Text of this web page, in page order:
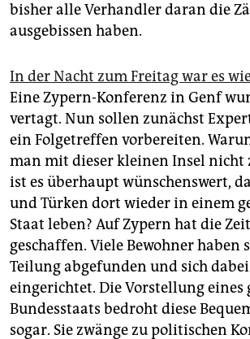
bisher alle Verhandler daran die
ausgebissen haben.
In der Nacht zum Freitag war es
Eine Zypern-Konferenz in Genf
vertagt. Nun sollen zunächst
ein Folgetreffen vorbereiten.
man mit dieser kleinen Insel nicht
ist es überhaupt wünschenswert,
und Türken dort wieder in einem
Staat leben? Auf Zypern hat die
geschaffen. Viele Bewohner haben
Teilung abgefunden und sich
eingerichtet. Die Vorstellung eines
Bundesstaats bedroht diese
sogar. Sie zwänge zu politischen